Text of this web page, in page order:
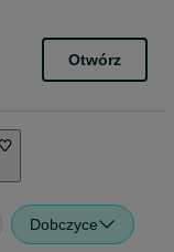
Otwórz
Dobczyce